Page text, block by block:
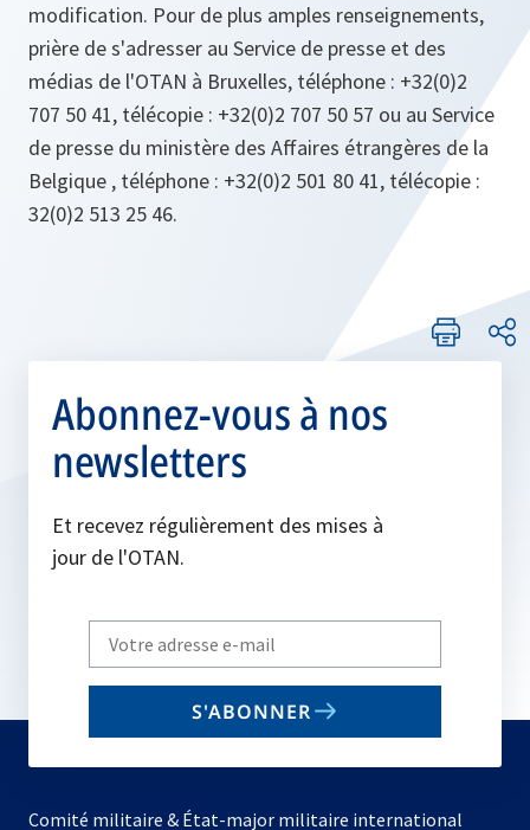
modification. Pour de plus amples renseignements,
prière de s'adresser au Service de presse et des
médias de l'OTAN à Bruxelles, téléphone : +32(0)2
707 50 41, télécopie : +32(0)2 707 50 57 ou au Service
de presse du ministère des Affaires étrangères de la
Belgique , téléphone : +32(0)2 501 80 41, télécopie :
32(0)2 513 25 46.
Abonnez-vous à nos
newsletters
Et recevez régulièrement des mises à
jour de l'OTAN.
Write
your
email
S'ABONNER
Comité militaire & État-major militaire international